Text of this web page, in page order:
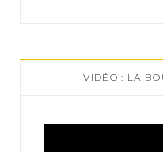
VIDÉO : LA